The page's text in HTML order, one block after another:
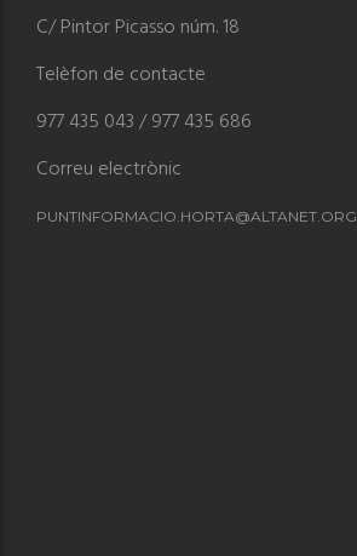
C/ Pintor Picasso núm. 18
Telèfon de contacte
977 435 043 / 977 435 686
Correu electrònic
PUNTINFORMACIO.HORTA@ALTANET.ORG